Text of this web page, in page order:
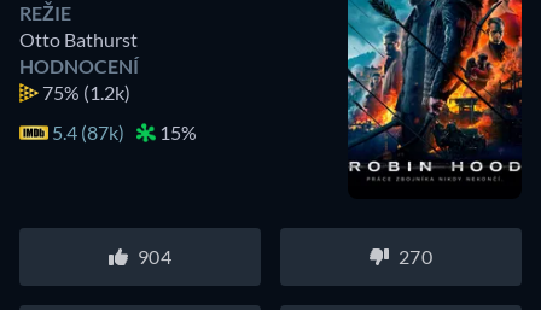
REŽIE
Otto Bathurst
HODNOCENÍ
75% (1.2k)
5.4 (87k)
15%
904 270